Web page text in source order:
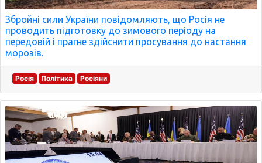
Збройні сили України повідомляють, що Росія не
проводить підготовку до зимового періоду на
передовій і прагне здійснити просування до настання
морозів.
Росія Політика Росіяни